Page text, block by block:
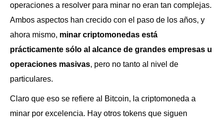
operaciones a resolver para minar no eran tan complejas.
Ambos aspectos han crecido con el paso de los años, y
ahora mismo, minar criptomonedas está
prácticamente sólo al alcance de grandes empresas u
operaciones masivas, pero no tanto al nivel de
particulares.
Claro que eso se refiere al Bitcoin, la criptomoneda a
minar por excelencia. Hay otros tokens que siguen